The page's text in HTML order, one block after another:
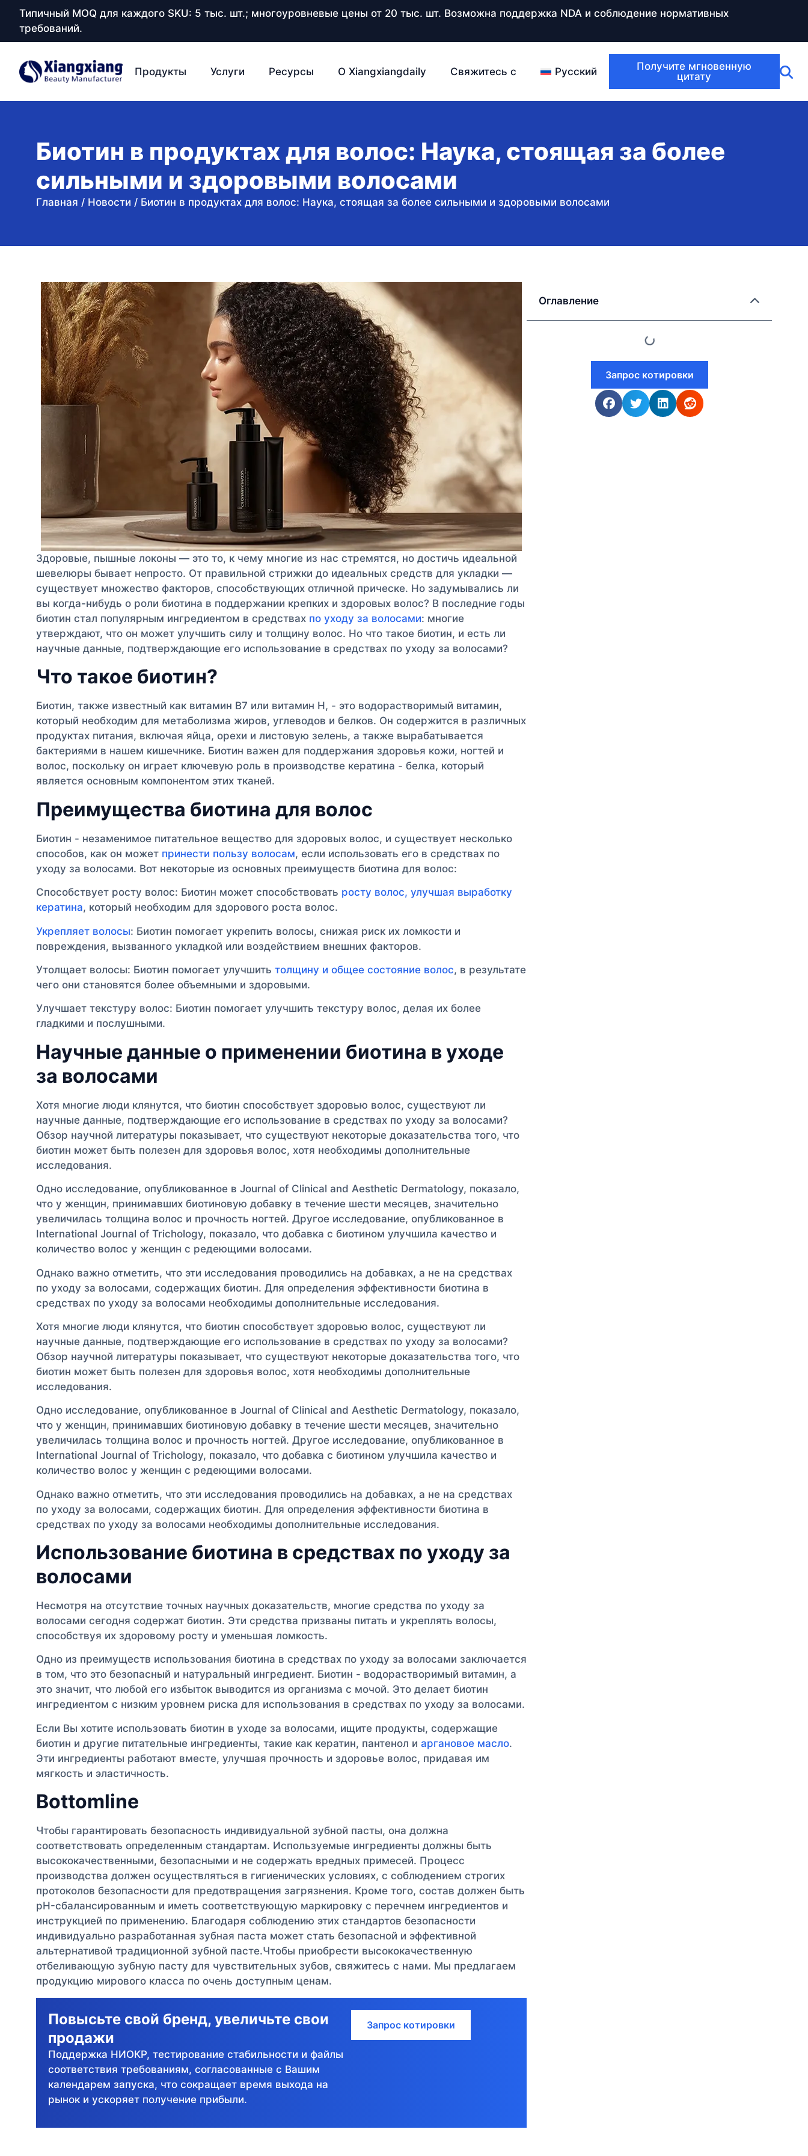
Типичный MOQ для каждого SKU: 5 тыс. шт.; многоуровневые цены от 20 тыс. шт. Возможна поддержка NDA и соблюдение нормативных
требований.
Продукты Услуги Ресурсы О Xiangxiangdaily Свяжитесь с Русский
Получите мгновенную
цитату
Биотин в продуктах для волос: Наука, стоящая за более
сильными и здоровыми волосами
Главная / Новости / Биотин в продуктах для волос: Наука, стоящая за более сильными и здоровыми волосами
Здоровые, пышные локоны — это то, к чему многие из нас стремятся, но достичь идеальной
шевелюры бывает непросто. От правильной стрижки до идеальных средств для укладки —
существует множество факторов, способствующих отличной прическе. Но задумывались ли
вы когда-нибудь о роли биотина в поддержании крепких и здоровых волос? В последние годы
биотин стал популярным ингредиентом в средствах по уходу за волосами: многие
утверждают, что он может улучшить силу и толщину волос. Но что такое биотин, и есть ли
научные данные, подтверждающие его использование в средствах по уходу за волосами?
Что такое биотин?
Биотин, также известный как витамин B7 или витамин H, - это водорастворимый витамин,
который необходим для метаболизма жиров, углеводов и белков. Он содержится в различных
продуктах питания, включая яйца, орехи и листовую зелень, а также вырабатывается
бактериями в нашем кишечнике. Биотин важен для поддержания здоровья кожи, ногтей и
волос, поскольку он играет ключевую роль в производстве кератина - белка, который
является основным компонентом этих тканей.
Преимущества биотина для волос
Биотин - незаменимое питательное вещество для здоровых волос, и существует несколько
способов, как он может принести пользу волосам, если использовать его в средствах по
уходу за волосами. Вот некоторые из основных преимуществ биотина для волос:
Способствует росту волос: Биотин может способствовать росту волос, улучшая выработку
кератина, который необходим для здорового роста волос.
Укрепляет волосы: Биотин помогает укрепить волосы, снижая риск их ломкости и
повреждения, вызванного укладкой или воздействием внешних факторов.
Утолщает волосы: Биотин помогает улучшить толщину и общее состояние волос, в результате
чего они становятся более объемными и здоровыми.
Улучшает текстуру волос: Биотин помогает улучшить текстуру волос, делая их более
гладкими и послушными.
Научные данные о применении биотина в уходе
за волосами
Хотя многие люди клянутся, что биотин способствует здоровью волос, существуют ли
научные данные, подтверждающие его использование в средствах по уходу за волосами?
Обзор научной литературы показывает, что существуют некоторые доказательства того, что
биотин может быть полезен для здоровья волос, хотя необходимы дополнительные
исследования.
Одно исследование, опубликованное в Journal of Clinical and Aesthetic Dermatology, показало,
что у женщин, принимавших биотиновую добавку в течение шести месяцев, значительно
увеличилась толщина волос и прочность ногтей. Другое исследование, опубликованное в
International Journal of Trichology, показало, что добавка с биотином улучшила качество и
количество волос у женщин с редеющими волосами.
Однако важно отметить, что эти исследования проводились на добавках, а не на средствах
по уходу за волосами, содержащих биотин. Для определения эффективности биотина в
средствах по уходу за волосами необходимы дополнительные исследования.
Хотя многие люди клянутся, что биотин способствует здоровью волос, существуют ли
научные данные, подтверждающие его использование в средствах по уходу за волосами?
Обзор научной литературы показывает, что существуют некоторые доказательства того, что
биотин может быть полезен для здоровья волос, хотя необходимы дополнительные
исследования.
Одно исследование, опубликованное в Journal of Clinical and Aesthetic Dermatology, показало,
что у женщин, принимавших биотиновую добавку в течение шести месяцев, значительно
увеличилась толщина волос и прочность ногтей. Другое исследование, опубликованное в
International Journal of Trichology, показало, что добавка с биотином улучшила качество и
количество волос у женщин с редеющими волосами.
Однако важно отметить, что эти исследования проводились на добавках, а не на средствах
по уходу за волосами, содержащих биотин. Для определения эффективности биотина в
средствах по уходу за волосами необходимы дополнительные исследования.
Использование биотина в средствах по уходу за
волосами
Несмотря на отсутствие точных научных доказательств, многие средства по уходу за
волосами сегодня содержат биотин. Эти средства призваны питать и укреплять волосы,
способствуя их здоровому росту и уменьшая ломкость.
Одно из преимуществ использования биотина в средствах по уходу за волосами заключается
в том, что это безопасный и натуральный ингредиент. Биотин - водорастворимый витамин, а
это значит, что любой его избыток выводится из организма с мочой. Это делает биотин
ингредиентом с низким уровнем риска для использования в средствах по уходу за волосами.
Если Вы хотите использовать биотин в уходе за волосами, ищите продукты, содержащие
биотин и другие питательные ингредиенты, такие как кератин, пантенол и аргановое масло.
Эти ингредиенты работают вместе, улучшая прочность и здоровье волос, придавая им
мягкость и эластичность.
Bottomline
Чтобы гарантировать безопасность индивидуальной зубной пасты, она должна
соответствовать определенным стандартам. Используемые ингредиенты должны быть
высококачественными, безопасными и не содержать вредных примесей. Процесс
производства должен осуществляться в гигиенических условиях, с соблюдением строгих
протоколов безопасности для предотвращения загрязнения. Кроме того, состав должен быть
pH-сбалансированным и иметь соответствующую маркировку с перечнем ингредиентов и
инструкцией по применению. Благодаря соблюдению этих стандартов безопасности
индивидуально разработанная зубная паста может стать безопасной и эффективной
альтернативой традиционной зубной пасте.Чтобы приобрести высококачественную
отбеливающую зубную пасту для чувствительных зубов, свяжитесь с нами. Мы предлагаем
продукцию мирового класса по очень доступным ценам.
Повысьте свой бренд, увеличьте свои
продажи
Поддержка НИОКР, тестирование стабильности и файлы
соответствия требованиям, согласованные с Вашим
календарем запуска, что сокращает время выхода на
рынок и ускоряет получение прибыли.
Запрос котировки
Оглавление
Запрос котировки